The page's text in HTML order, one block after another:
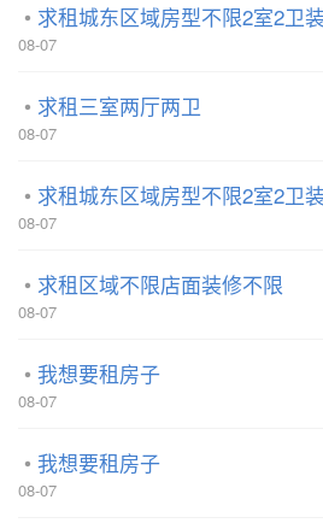
求租城东区域房型不限2室2卫
08-07
求租三室两厅两卫
08-07
求租城东区域房型不限2室2卫
08-07
求租区域不限店面装修不限
08-07
我想要租房子
08-07
我想要租房子
08-07